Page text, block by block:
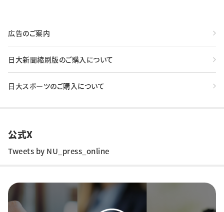
広告のご案内
日大新聞縮刷版のご購入について
日大スポーツのご購入について
公式X
Tweets by NU_press_online